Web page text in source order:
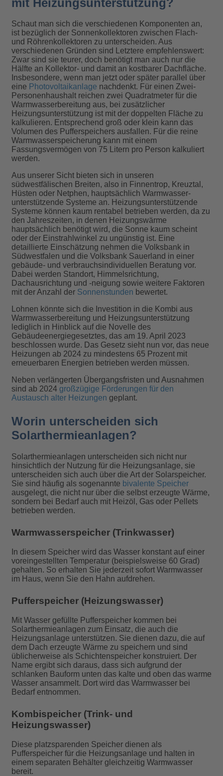
Schaut man sich die verschiedenen Komponenten an,
ist bezüglich der Sonnenkollektoren zwischen Flach-
und Röhrenkollektoren zu unterscheiden. Aus
verschiedenen Gründen sind Letztere empfehlenswert:
Zwar sind sie teurer, doch benötigt man auch nur die
Hälfte an Kollektor- und damit an kostbarer Dachfläche.
Insbesondere, wenn man jetzt oder später parallel über
eine Photovoltaikanlage nachdenkt. Für einen Zwei-
Personenhaushalt reichen zwei Quadratmeter für die
Warmwasserbereitung aus, bei zusätzlicher
Heizungsunterstützung ist mit der doppelten Fläche zu
kalkulieren. Entsprechend groß oder klein kann das
Volumen des Pufferspeichers ausfallen. Für die reine
Warmwasserspeicherung kann mit einem
Fassungsvermögen von 75 Litern pro Person kalkuliert
werden.
Aus unserer Sicht bieten sich in unseren
südwestfälischen Breiten, also in Finnentrop, Kreuztal,
Hüsten oder Netphen, hauptsächlich Warmwasser-
unterstützende Systeme an. Heizungsunterstützende
Systeme können kaum rentabel betrieben werden, da zu
den Jahreszeiten, in denen Heizungswärme
hauptsächlich benötigt wird, die Sonne kaum scheint
oder der Einstrahlwinkel zu ungünstig ist. Eine
detaillierte Einschätzung nehmen die Volksbank in
Südwestfalen und die Volksbank Sauerland in einer
gebäude- und verbrauchsindividuellen Beratung vor.
Dabei werden Standort, Himmelsrichtung,
Dachausrichtung und -neigung sowie weitere Faktoren
mit der Anzahl der Sonnenstunden bewertet.
Lohnen könnte sich die Investition in die Kombi aus
Warmwasserbereitung und Heizungsunterstützung
lediglich in Hinblick auf die Novelle des
Gebäudeenergiegesetztes, das am 19. April 2023
beschlossen wurde. Das Gesetz sieht nun vor, das neue
Heizungen ab 2024 zu mindestens 65 Prozent mit
erneuerbaren Energien betrieben werden müssen.
Neben verlängerten Übergangsfristen und Ausnahmen
sind ab 2024 großzügige Förderungen für den
Austausch alter Heizungen geplant.
Worin unterscheiden sich
Solarthermieanlagen?
Solarthermieanlagen unterscheiden sich nicht nur
hinsichtlich der Nutzung für die Heizungsanlage, sie
unterscheiden sich auch über die Art der Solarspeicher.
Sie sind häufig als sogenannte bivalente Speicher
ausgelegt, die nicht nur über die selbst erzeugte Wärme,
sondern bei Bedarf auch mit Heizöl, Gas oder Pellets
betrieben werden.
Warmwasserspeicher (Trinkwasser)
In diesem Speicher wird das Wasser konstant auf einer
voreingestellten Temperatur (beispielsweise 60 Grad)
gehalten. So erhalten Sie jederzeit sofort Warmwasser
im Haus, wenn Sie den Hahn aufdrehen.
Pufferspeicher (Heizungswasser)
Mit Wasser gefüllte Pufferspeicher kommen bei
Solarthermieanlagen zum Einsatz, die auch die
Heizungsanlage unterstützen. Sie dienen dazu, die auf
dem Dach erzeugte Wärme zu speichern und sind
üblicherweise als Schichtenspeicher konstruiert. Der
Name ergibt sich daraus, dass sich aufgrund der
schlanken Bauform unten das kalte und oben das warme
Wasser ansammelt. Dort wird das Warmwasser bei
Bedarf entnommen.
Kombispeicher (Trink- und
Heizungswasser)
Diese platzsparenden Speicher dienen als
Pufferspeicher für die Heizungsanlage und halten in
einem separaten Behälter gleichzeitig Warmwasser
bereit.